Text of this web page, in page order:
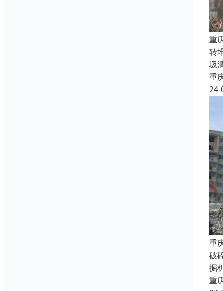
重
转
圾
重
24-
重
破
掘
重